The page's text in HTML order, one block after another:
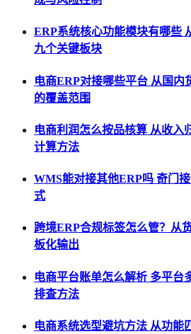
ERP系统核心功能模块有哪些
九个关键板块
电商ERP对接哪些平台 从国内
的覆盖范围
电商利润怎么按品核算 从收入
计算方法
WMS能对接其他ERP吗 奇门
式
跨境ERP合规标签怎么管？从
板化输出
电商平台账单怎么解析 多平台
排查方法
电商系统选型避坑方法 从功能